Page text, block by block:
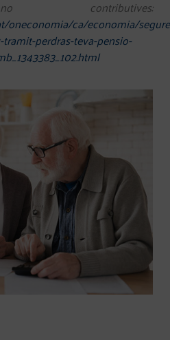
contributives:
oneconomia/ca/economia/
perdras-teva-pensio-